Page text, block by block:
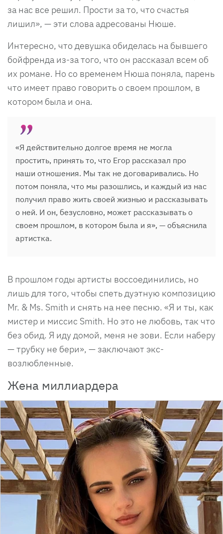
за нас все решил. Прости за то, что счастья
лишил», — эти слова адресованы Нюше.
Интересно, что девушка обиделась на бывшего
бойфренда из-за того, что он рассказал всем об
их романе. Но со временем Нюша поняла, парень
что имеет право говорить о своем прошлом, в
котором была и она.
«Я действительно долгое время не могла
простить, принять то, что Егор рассказал про
наши отношения. Мы так не договаривались. Но
потом поняла, что мы разошлись, и каждый из нас
получил право жить своей жизнью и рассказывать
о ней. И он, безусловно, может рассказывать о
своем прошлом, в котором была и я», — объяснила
артистка.
В прошлом годы артисты воссоединились, но
лишь для того, чтобы спеть дуэтную композицию
Mr. & Ms. Smith и снять на нее песню. «Я и ты, как
мистер и миссис Smith. Но это не любовь, так что
без обид. Я иду домой, меня не зови. Если наберу
— трубку не бери», — заключают экс-
возлюбленные.
Жена миллиардера